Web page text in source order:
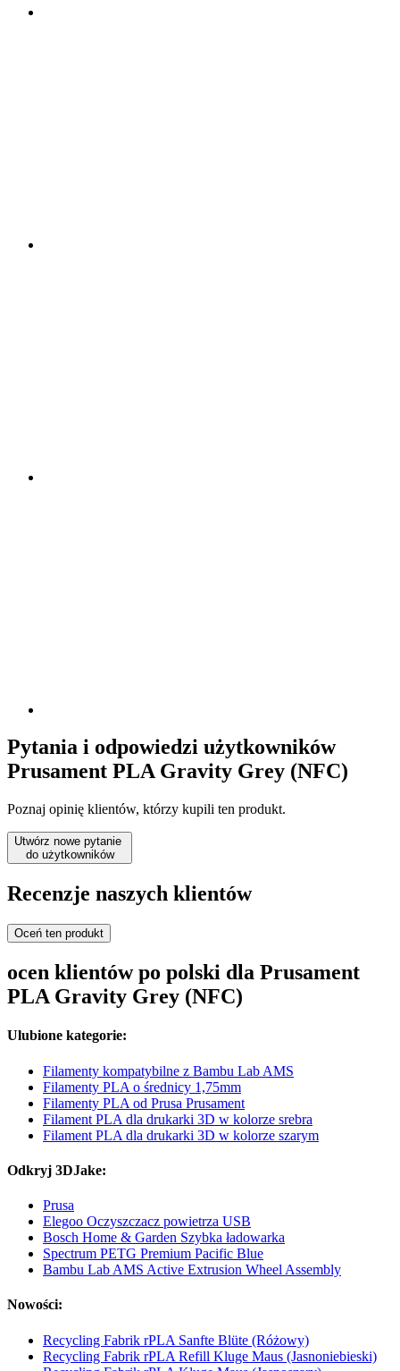
Pytania i odpowiedzi użytkowników
Prusament PLA Gravity Grey (NFC)
Poznaj opinię klientów, którzy kupili ten produkt.
Utwórz nowe pytanie
do użytkowników
Recenzje naszych klientów
Oceń ten produkt
ocen klientów po polski dla Prusament
PLA Gravity Grey (NFC)
Ulubione kategorie:
Filamenty kompatybilne z Bambu Lab AMS
Filamenty PLA o średnicy 1,75mm
Filamenty PLA od Prusa Prusament
Filament PLA dla drukarki 3D w kolorze srebra
Filament PLA dla drukarki 3D w kolorze szarym
Odkryj 3DJake:
Prusa
Elegoo Oczyszczacz powietrza USB
Bosch Home & Garden Szybka ładowarka
Spectrum PETG Premium Pacific Blue
Bambu Lab AMS Active Extrusion Wheel Assembly
Nowości:
Recycling Fabrik rPLA Sanfte Blüte (Różowy)
Recycling Fabrik rPLA Refill Kluge Maus (Jasnoniebieski)